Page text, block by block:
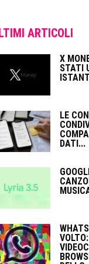
ARTICOLI
X
STATI
LE
DATI...